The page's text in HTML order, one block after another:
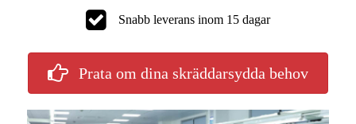
Snabb leverans inom 15 dagar
Prata om dina skräddarsydda behov